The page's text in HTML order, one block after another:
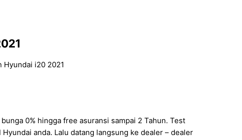
Hyundai i20 2021
0% hingga free asuransi sampai 2 Tahun. Test
anda. Lalu datang langsung ke dealer – dealer